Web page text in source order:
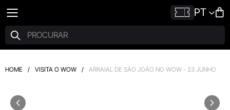
PT
HOME / VISITA O WOW / ARRAIAL DE SÃO JOÃO NO WOW - 23 JUNHO